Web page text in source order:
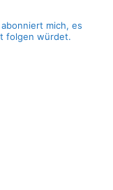
mich, es
folgen würdet.